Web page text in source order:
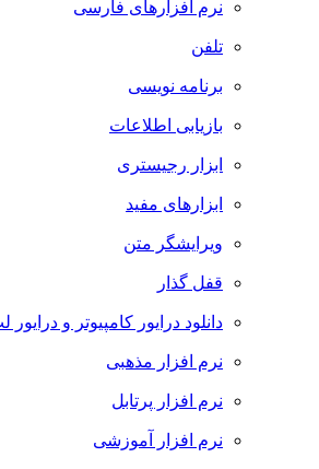
نرم افزارهای فارسی
تلفن
برنامه نویسی
بازیابی اطلاعات
ابزار رجیستری
ابزارهای مفید
ویرایشگر متن
قفل گذار
دانلود درایور کامپیوتر و درایور لپ تاپ
نرم افزار مذهبی
نرم افزار پرتابل
نرم افزار آموزشی